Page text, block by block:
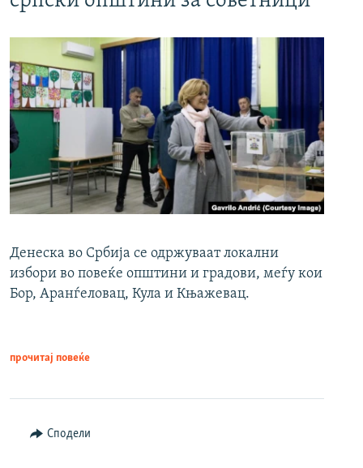
Денеска во Србија се одржуваат локални
избори во повеќе општини и градови, меѓу кои
Бор, Аранѓеловац, Кула и Књажевац.
прочитај повеќе
Сподели